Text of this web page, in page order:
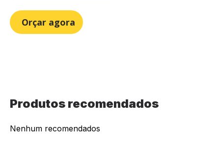
Orçar agora
Produtos recomendados
Nenhum recomendados